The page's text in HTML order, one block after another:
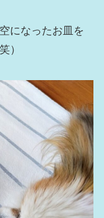
になったお皿を
）